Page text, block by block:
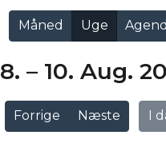
Forrige Næste I
8. – 10. Aug.
Måned Uge